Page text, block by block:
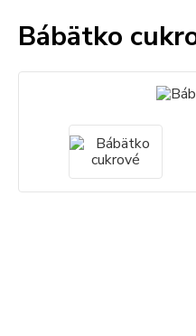
Bábätko